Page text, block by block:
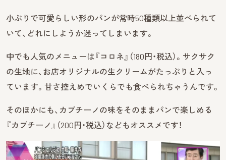
小ぶりで可愛らしい形のパンが常時50種類以上並べられて
いて、どれにしようか迷ってしまいます。
中でも人気のメニューは『コロネ』（180円・税込）。サクサク
の生地に、お店オリジナルの生クリームがたっぷりと入っ
ています。甘さ控えめでいくらでも食べられちゃうんです。
そのほかにも、カプチーノの味をそのままパンで楽しめる
『カプチーノ』（200円・税込）などもオススメです！